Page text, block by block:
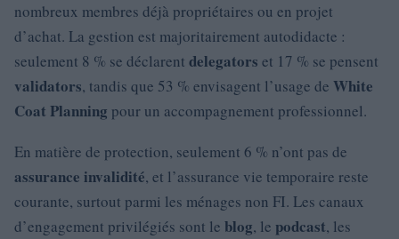
nombreux membres déjà propriétaires ou en projet
d’achat. La gestion est majoritairement autodidacte :
seulement 8 % se déclarent delegators et 17 % se pensent
validators, tandis que 53 % envisagent l’usage de White
Coat Planning pour un accompagnement professionnel.
En matière de protection, seulement 6 % n’ont pas de
assurance invalidité, et l’assurance vie temporaire reste
courante, surtout parmi les ménages non FI. Les canaux
d’engagement privilégiés sont le blog, le podcast, les